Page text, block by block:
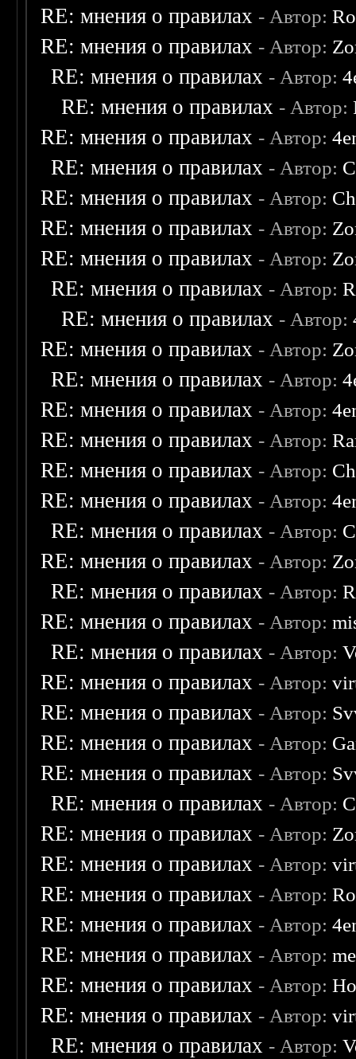
RE: мнения о правилах - Автор:
RE: мнения о правилах - Автор:
RE: мнения о правилах - Автор:
RE: мнения о правилах - Автор:
RE: мнения о правилах - Автор:
RE: мнения о правилах - Автор:
RE: мнения о правилах - Автор:
RE: мнения о правилах - Автор:
RE: мнения о правилах - Автор:
RE: мнения о правилах - Автор:
RE: мнения о правилах - Автор:
RE: мнения о правилах - Автор:
RE: мнения о правилах - Автор:
RE: мнения о правилах - Автор:
RE: мнения о правилах - Автор:
RE: мнения о правилах - Автор:
RE: мнения о правилах - Автор:
RE: мнения о правилах - Автор:
RE: мнения о правилах - Автор:
RE: мнения о правилах - Автор:
RE: мнения о правилах - Автор:
RE: мнения о правилах - Автор:
RE: мнения о правилах - Автор:
RE: мнения о правилах - Автор:
RE: мнения о правилах - Автор:
RE: мнения о правилах - Автор:
RE: мнения о правилах - Автор:
RE: мнения о правилах - Автор:
RE: мнения о правилах - Автор:
RE: мнения о правилах - Автор:
RE: мнения о правилах - Автор:
RE: мнения о правилах - Автор:
RE: мнения о правилах - Автор:
RE: мнения о правилах - Автор:
RE: мнения о правилах - Автор: